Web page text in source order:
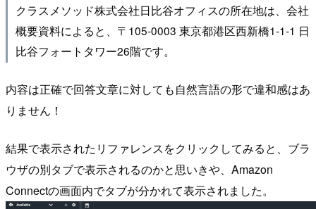
クラスメソッド株式会社日比谷オフィスの所在地は、会社
概要資料によると、〒105-0003 東京都港区西新橋1-1-1 日
比谷フォートタワー26階です。
内容は正確で回答文章に対しても自然言語の形で違和感はあ
りません！
結果で表示されたリファレンスをクリックしてみると、ブラ
ウザの別タブで表示されるのかと思いきや、Amazon
Connectの画面内でタブが分かれて表示されました。